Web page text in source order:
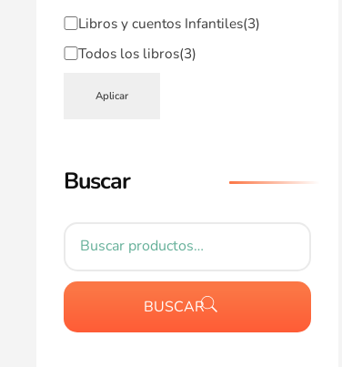
Libros y cuentos Infantiles(3)
Todos los libros(3)
Aplicar
Buscar
BUSCAR